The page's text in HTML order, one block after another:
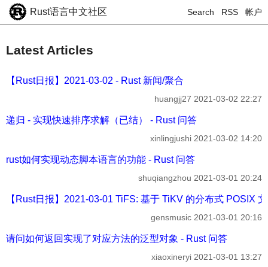
Rust语言中文社区 Search RSS 帐户
Latest Articles
【Rust日报】2021-03-02 - Rust 新闻/聚合
huangjj27 2021-03-02 22:27
递归 - 实现快速排序求解（已结） - Rust 问答
xinlingjushi 2021-03-02 14:20
rust如何实现动态脚本语言的功能 - Rust 问答
shuqiangzhou 2021-03-01 20:24
【Rust日报】2021-03-01 TiFS: 基于 TiKV 的分布式 POSIX
gensmusic 2021-03-01 20:16
请问如何返回实现了对应方法的泛型对象 - Rust 问答
xiaoxineryi 2021-03-01 13:27